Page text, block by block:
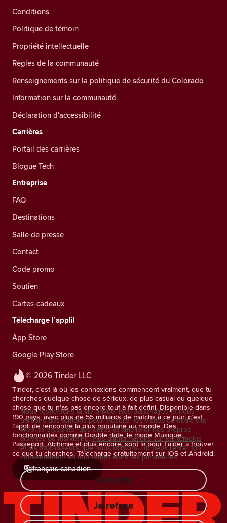
© 2026 Tinder LLC
Tinder, c’est là où les connexions commencent vraiment, que tu
cherches quelque chose de sérieux, de plus casual ou quelque
chose que tu n’as pas encore tout à fait défini. Disponible dans
190 pays, avec plus de 55 milliards de matchs à ce jour, c’est
l’appli de rencontre la plus populaire au monde. Des
fonctionnalités comme Double date, le mode Musique,
Passeport, Alchimie et plus encore, sont là pour t'aider à trouver
ce que tu cherches. Télécharge gratuitement sur iOS et Android.
français canadien
Conditions
Politique de témoin
Propriété intellectuelle
Règles de la communauté
Renseignements sur la politique de sécurité du Colorado
Information sur la communauté
Déclaration d'accessibilité
Carrières
Portail des carrières
Blogue Tech
Entreprise
FAQ
Destinations
Salle de presse
Contact
Code promo
Soutien
Cartes-cadeaux
Télécharge l’appli!
App Store
Google Play Store
Nous respectons ta vie privée. Nos partenaires et nous
utilisons des témoins pour mesurer les visites de notre site
Web, te présenter des offres et améliorer nos propres
activités de marketing. Plus d'informations sur les témoins
et les fournisseurs que nous utilisons. Tu peux retirer ton
consentement en tout temps dans tes paramètres.
J'accepte
Je refuse